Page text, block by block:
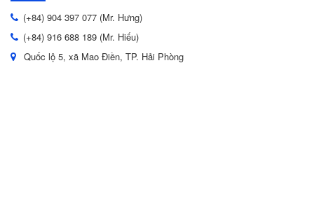
(+84) 904 397 077 (Mr. Hưng)
(+84) 916 688 189 (Mr. Hiếu)
Quốc lộ 5, xã Mao Điền, TP. Hải Phòng